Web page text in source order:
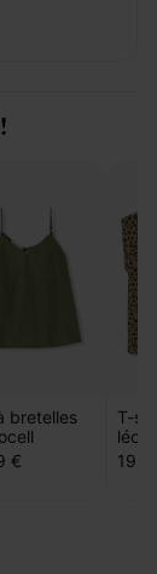
bretelles
€
T-